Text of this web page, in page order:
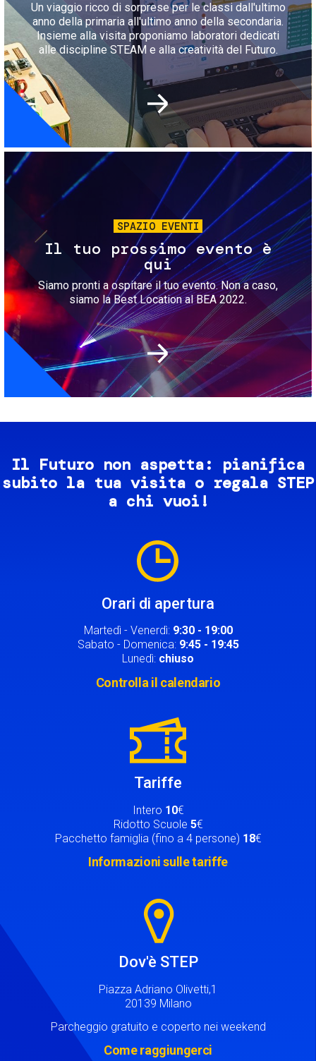
Un viaggio ricco di sorprese per le classi dall'ultimo
anno della primaria all'ultimo anno della secondaria.
Insieme alla visita proponiamo laboratori dedicati
alle discipline STEAM e alla creatività del Futuro.
Immagine
SPAZIO EVENTI
Il tuo prossimo evento è
qui
Siamo pronti a ospitare il tuo evento. Non a caso,
siamo la Best Location al BEA 2022.
Il Futuro non aspetta: pianifica
subito la tua visita o regala STEP
a chi vuoi!
Orari di apertura
Martedì - Venerdì: 9:30 - 19:00
Sabato - Domenica: 9:45 - 19:45
Lunedì: chiuso
Controlla il calendario
Tariffe
Intero 10€
Ridotto Scuole 5€
Pacchetto famiglia (fino a 4 persone) 18€
Informazioni sulle tariffe
Dov'è STEP
Piazza Adriano Olivetti,1
20139 Milano
Parcheggio gratuito e coperto nei weekend
Come raggiungerci